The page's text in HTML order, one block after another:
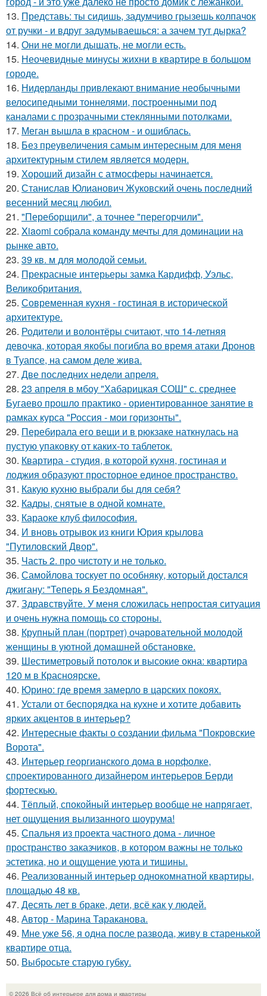
13. Представь: ты сидишь, задумчиво грызешь колпачок
от ручки - и вдруг задумываешься: а зачем тут дырка?
14. Они не могли дышать, не могли есть.
15. Неочевидные минусы жихни в квартире в большом
городе.
16. Нидерланды привлекают внимание необычными
велосипедными тоннелями, построенными под
каналами с прозрачными стеклянными потолками.
17. Меган вышла в красном - и ошиблась.
18. Без преувеличения самым интересным для меня
архитектурным стилем является модерн.
19. Хороший дизайн с атмосферы начинается.
20. Станислав Юлианович Жуковский очень последний
весенний месяц любил.
21. "Переборщили", а точнее "перегорчили".
22. Xiaomi собрала команду мечты для доминации на
рынке авто.
23. 39 кв. м для молодой семьи.
24. Прекрасные интерьеры замка Кардифф, Уэльс,
Великобритания.
25. Современная кухня - гостиная в исторической
архитектуре.
26. Родители и волонтёры считают, что 14-летняя
девочка, которая якобы погибла во время атаки Дронов
в Туапсе, на самом деле жива.
27. Две последних недели апреля.
28. 23 апреля в мбоу "Хабарицкая СОШ" с. среднее
Бугаево прошло практико - ориентированное занятие в
рамках курса "Россия - мои горизонты".
29. Перебирала его вещи и в рюкзаке наткнулась на
пустую упаковку от каких-то таблеток.
30. Квартира - студия, в которой кухня, гостиная и
лоджия образуют просторное единое пространство.
31. Какую кухню выбрали бы для себя?
32. Кадры, снятые в одной комнате.
33. Караоке клуб философия.
34. И вновь отрывок из книги Юрия крылова
"Путиловский Двор".
35. Часть 2. про чистоту и не только.
36. Самойлова тоскует по особняку, который достался
джигану: "Теперь я Бездомная".
37. Здравствуйте. У меня сложилась непростая ситуация
и очень нужна помощь со стороны.
38. Крупный план (портрет) очаровательной молодой
женщины в уютной домашней обстановке.
39. Шестиметровый потолок и высокие окна: квартира
120 м в Красноярске.
40. Юрино: где время замерло в царских покоях.
41. Устали от беспорядка на кухне и хотите добавить
ярких акцентов в интерьер?
42. Интересные факты о создании фильма "Покровские
Ворота".
43. Интерьер георгианского дома в норфолке,
спроектированного дизайнером интерьеров Берди
фортескью.
44. Тёплый, спокойный интерьер вообще не напрягает,
нет ощущения вылизанного шоурума!
45. Спальня из проекта частного дома - личное
пространство заказчиков, в котором важны не только
эстетика, но и ощущение уюта и тишины.
46. Реализованный интерьер однокомнатной квартиры,
площадью 48 кв.
47. Десять лет в браке, дети, всё как у людей.
48. Автор - Марина Тараканова.
49. Мне уже 56, я одна после развода, живу в старенькой
квартире отца.
50. Выбросьте старую губку.
© 2026 Всё об интерьере для дома и квартиры